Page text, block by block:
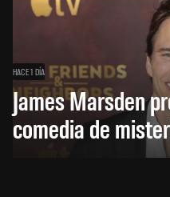
HACE 1 DÍA
James Marsden
comedia de